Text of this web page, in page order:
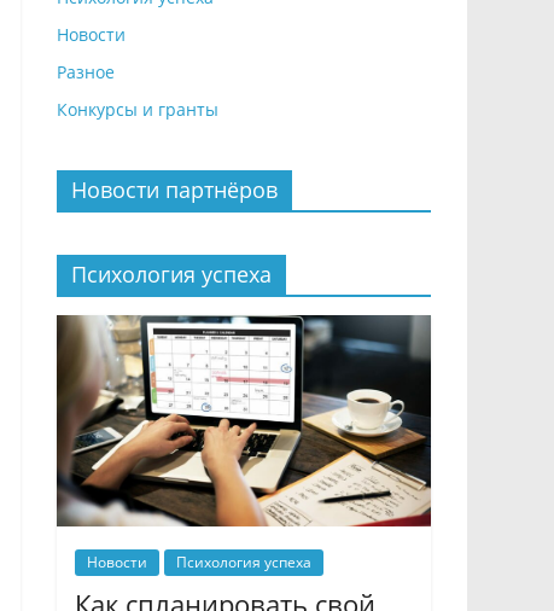
Новости
Разное
Конкурсы и гранты
Новости партнёров
Психология успеха
Новости Психология успеха
Как спланировать свой